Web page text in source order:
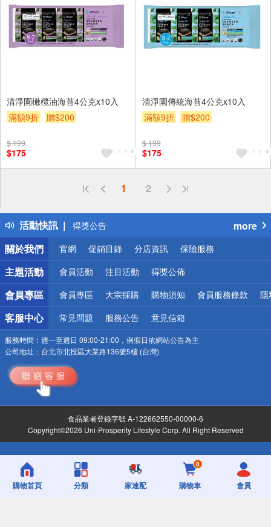
清淨園橄欖油海苔4公克x10入
滿額9折
贈$200
$ 199
$175
清淨園傳統海苔4公克x10入
滿額9折
贈$200
$ 199
$175
1 2
活動快訊
詐騙網頁！請小心！
得獎公告
熱門話題
銀行優惠
偏遠地區配送
詐騙網頁！請小心！
more
關於我們
官網 促銷目錄 分店資訊 保險服務
主題活動 會員活動 注目活動 得獎公佈
會員專區 會員專區 大宗採購 購物須知 會員服務條款 隱
客服中心 常見問題 服務公告 意見信箱
服務時間： 週一至週日 09:00-21:00，例假日依網站公告為主
公司地址： 台北市北投區大業路136號5樓 (台灣)
食品業者登錄字號 A-122662550-00000-6
Copyright©2026 Uni-Prosperity Lifestyle Corp. All Right Reserved
購物首頁 分類 家速配
0
購物車 會員